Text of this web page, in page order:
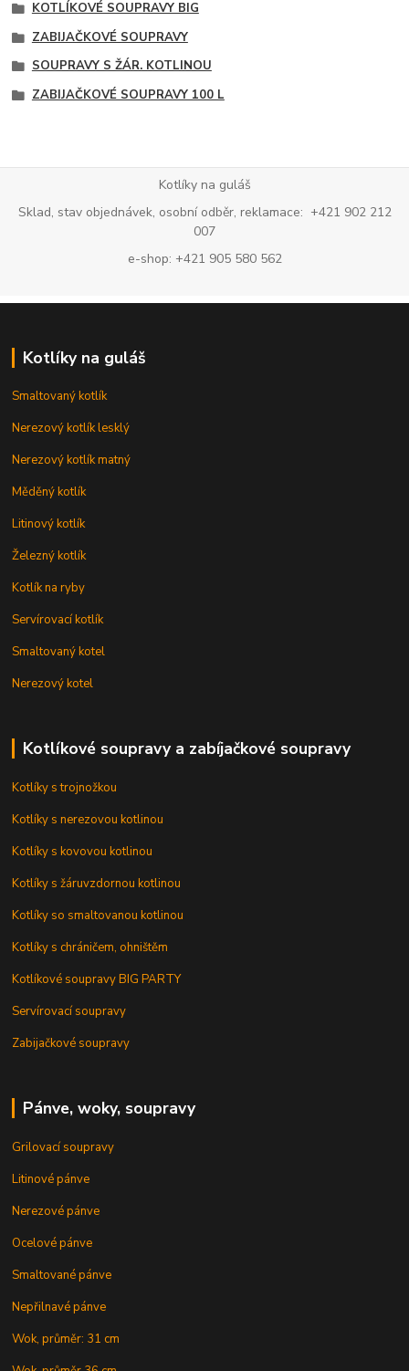
KOTLÍKOVÉ SOUPRAVY BIG
ZABIJAČKOVÉ SOUPRAVY
SOUPRAVY S ŽÁR. KOTLINOU
ZABIJAČKOVÉ SOUPRAVY 100 L
Kotlíky na guláš
Sklad, stav objednávek, osobní odběr, reklamace: +421 902 212
007
e-shop: +421 905 580 562
Kotlíky na guláš
Smaltovaný kotlík
Nerezový kotlík lesklý
Nerezový kotlík matný
Měděný kotlík
Litinový kotlík
Železný kotlík
Kotlík na ryby
Servírovací kotlík
Smaltovaný kotel
Nerezový kotel
Kotlíkové soupravy a zabíjačkové soupravy
Kotlíky s trojnožkou
Kotlíky s nerezovou kotlinou
Kotlíky s kovovou kotlinou
Kotlíky s žáruvzdornou kotlinou
Kotlíky so smaltovanou kotlinou
Kotlíky s chráničem, ohništěm
Kotlíkové soupravy BIG PARTY
Servírovací soupravy
Zabijačkové soupravy
Pánve, woky, soupravy
Grilovací soupravy
Litinové pánve
Nerezové pánve
Ocelové pánve
Smaltované pánve
Nepřilnavé pánve
Wok, průměr: 31 cm